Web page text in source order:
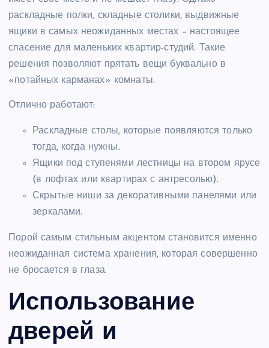
раскладные полки, складные столики, выдвижные
ящики в самых неожиданных местах – настоящее
спасение для маленьких квартир-студий. Такие
решения позволяют прятать вещи буквально в
«потайных карманах» комнаты.
Отлично работают:
Раскладные столы, которые появляются только
тогда, когда нужны.
Ящики под ступенями лестницы на втором ярусе
(в лофтах или квартирах с антресолью).
Скрытые ниши за декоративными панелями или
зеркалами.
Порой самым стильным акцентом становится именно
неожиданная система хранения, которая совершенно
не бросается в глаза.
Использование
дверей и